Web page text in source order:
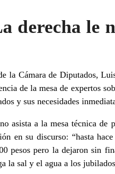
derecha le
la Cámara de Diputados,
de la mesa de expertos
y sus necesidades
asista a la mesa técnica de
en su discurso: “hasta
pesos pero la dejaron sin
la sal y el agua a los